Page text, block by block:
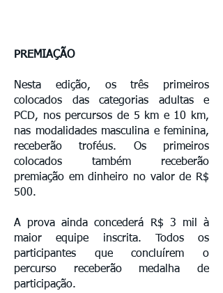
PREMIAÇÃO
Nesta edição, os três primeiros
colocados das categorias adultas e
PCD, nos percursos de 5 km e 10 km,
nas modalidades masculina e feminina,
receberão troféus. Os primeiros
colocados também receberão
premiação em dinheiro no valor de R$
500.
A prova ainda concederá R$ 3 mil à
maior equipe inscrita. Todos os
participantes que concluírem o
percurso receberão medalha de
participação.